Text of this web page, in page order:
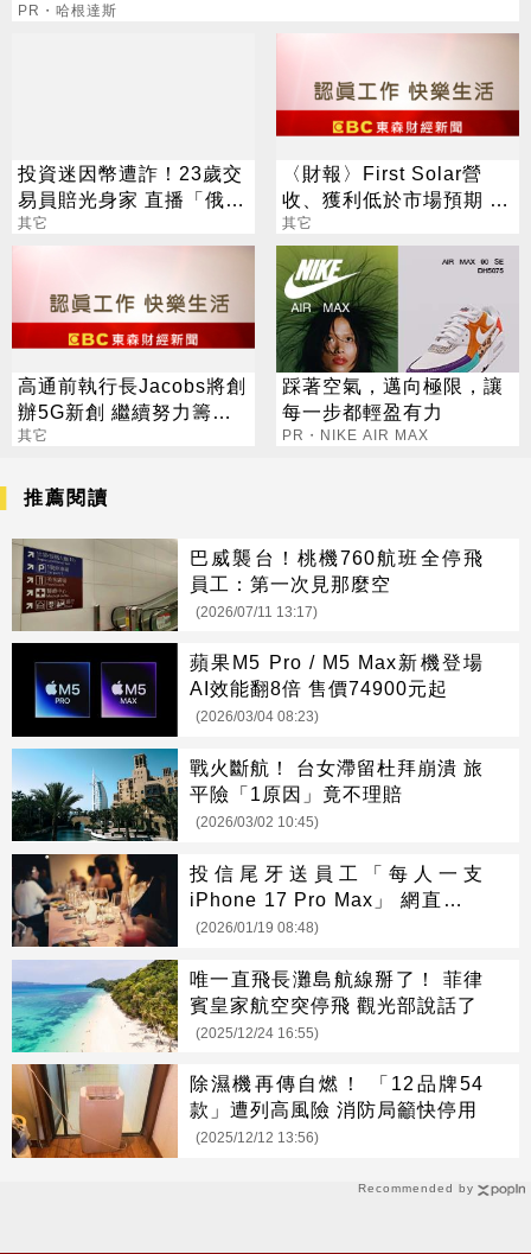
PR・哈根達斯
投資迷因幣遭詐！23歲交
易員賠光身家 直播「俄羅
斯輪盤」輕生
其它
〈財報〉First Solar營
收、獲利低於市場預期 盤
後股價跌1.6%
其它
高通前執行長Jacobs將創
辦5G新創 繼續努力籌錢
買高通
其它
踩著空氣，邁向極限，讓
每一步都輕盈有力
PR・NIKE AIR MAX
Recommended by
推薦閱讀
巴威襲台！桃機760航班全停飛
員工：第一次見那麼空
(2026/07/11 13:17)
蘋果M5 Pro / M5 Max新機登場
AI效能翻8倍 售價74900元起
(2026/03/04 08:23)
戰火斷航！ 台女滯留杜拜崩潰 旅
平險「1原因」竟不理賠
(2026/03/02 10:45)
投信尾牙送員工「每人一支
iPhone 17 Pro Max」 網直呼羨
慕
(2026/01/19 08:48)
唯一直飛長灘島航線掰了！ 菲律
賓皇家航空突停飛 觀光部說話了
(2025/12/24 16:55)
除濕機再傳自燃！ 「12品牌54
款」遭列高風險 消防局籲快停用
(2025/12/12 13:56)